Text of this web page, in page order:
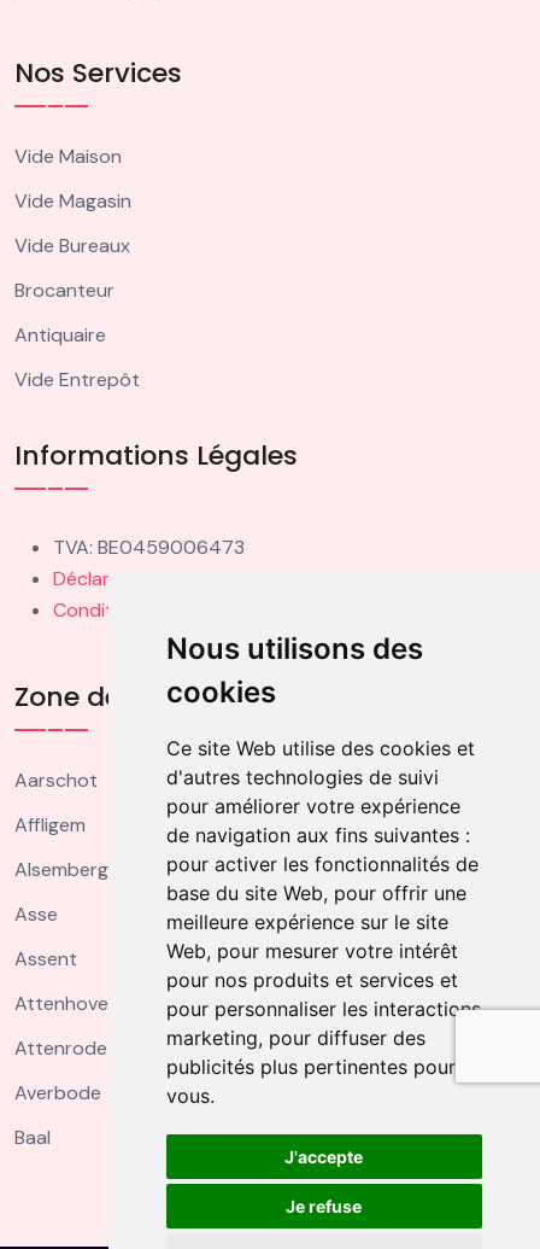
Nous utilisons des
cookies
Ce site Web utilise des cookies et
d'autres technologies de suivi
pour améliorer votre expérience
de navigation aux fins suivantes :
pour activer les fonctionnalités de
base du site Web, pour offrir une
meilleure expérience sur le site
Web, pour mesurer votre intérêt
pour nos produits et services et
pour personnaliser les interactions
marketing, pour diffuser des
publicités plus pertinentes pour
vous.
J'accepte
Je refuse
Nos Services
Vide Maison
Vide Magasin
Vide Bureaux
Brocanteur
Antiquaire
Vide Entrepôt
Informations Légales
TVA: BE0459006473
Déclaration de Confidentialité
Conditions d'Utilisation
Zone de Couverture
Aarschot
Affligem
Alsemberg
Asse
Assent
Attenhoven
Attenrode
Averbode
Baal